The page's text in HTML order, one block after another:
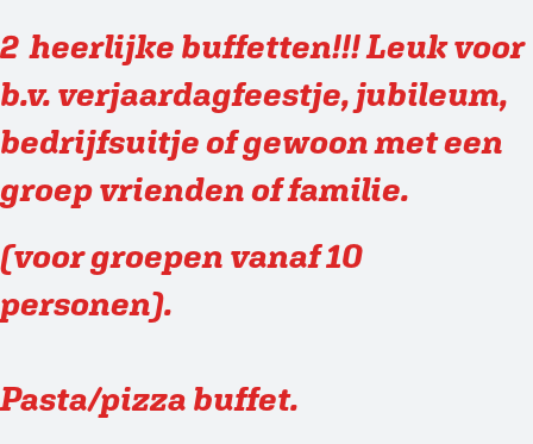
2 heerlijke buffetten!!! Leuk voor
b.v. verjaardagfeestje, jubileum,
bedrijfsuitje of gewoon met een
groep vrienden of familie.
(voor groepen vanaf 10
personen).
Pasta/pizza buffet.